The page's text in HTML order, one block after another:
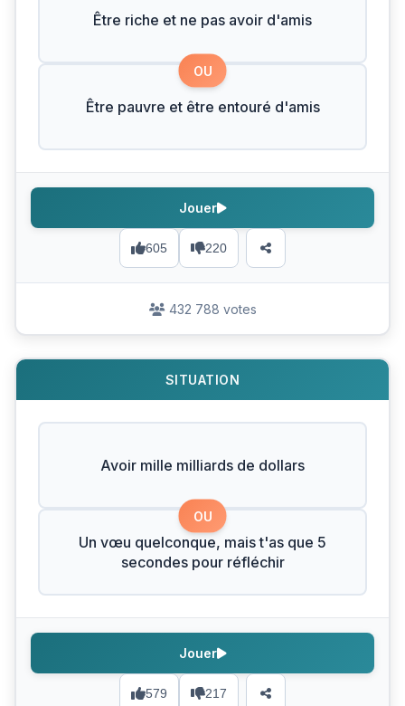
Être riche et ne pas avoir d'amis
OU
Être pauvre et être entouré d'amis
605 220
Jouer
432 788 votes
SITUATION
Avoir mille milliards de dollars
OU
Un vœu quelconque, mais t'as que 5
secondes pour réfléchir
579 217
Jouer